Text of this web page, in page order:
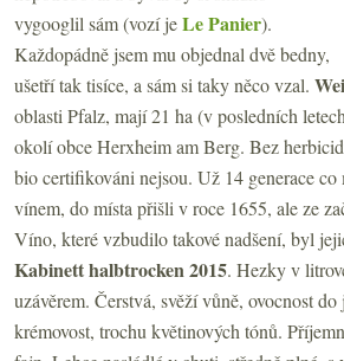
vygooglil sám (vozí jeLe Panier).
Každopádně jsem mu objednal dvě bedny,
ušetří tak tisíce, a sám si taky něco vzal.
oblasti Pfalz, mají 21 ha (v posledních
okolí obce Herxheim am Berg. Bez
bio certifikováni nejsou. Už 14 generace co
vínem, do místa přišli v roce 1655, ale ze
Víno, které vzbudilo takové nadšení, byl
Kabinett halbtrocken 2015. Hezky v
uzávěrem. Čerstvá, svěží vůně, ovocnost
krémovost, trochu květinových tónů.